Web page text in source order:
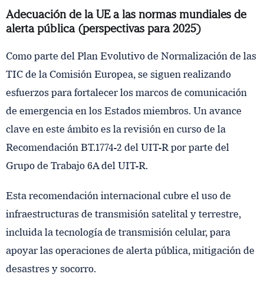
Adecuación de la UE a las normas mundiales de
alerta pública (perspectivas para 2025)
Como parte del Plan Evolutivo de Normalización de las
TIC de la Comisión Europea, se siguen realizando
esfuerzos para fortalecer los marcos de comunicación
de emergencia en los Estados miembros. Un avance
clave en este ámbito es la revisión en curso de la
Recomendación BT.1774-2 del UIT-R por parte del
Grupo de Trabajo 6A del UIT-R.
Esta recomendación internacional cubre el uso de
infraestructuras de transmisión satelital y terrestre,
incluida la tecnología de transmisión celular, para
apoyar las operaciones de alerta pública, mitigación de
desastres y socorro.